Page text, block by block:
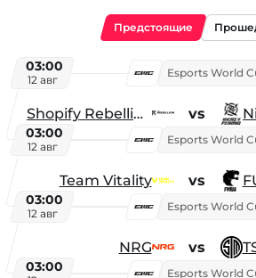
Предстоящие
03:00
12 авг
Shopify Rebellion vs
03:00
12 авг
Team Vitality vs
03:00
12 авг
NRG vs
03:00